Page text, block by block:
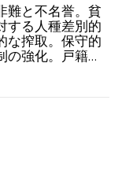
難と不名誉。貧
する人種差別的
な搾取。保守的
の強化。戸籍制
of